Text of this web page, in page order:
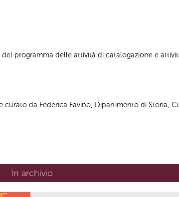
programma delle attività di catalogazione e
curato da Federica Favino, Dipartimento di Storia,
In archivio